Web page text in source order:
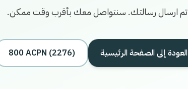
تم ارسال رسالتك. سنتواصل معك بأقرب وقت ممكن.
العودة إلى الصفحة الرئيسية 800 ACPN (2276)